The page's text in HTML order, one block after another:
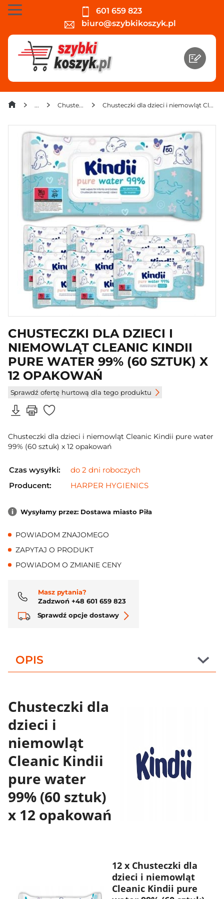
601 659 823
biuro@szybkikoszyk.pl
Chusteczki dla niemowląt Chusteczki dla dzieci i niemowląt Cleanic Kindii pure water 99% (60 sztuk) x 12 opakowań
CHUSTECZKI DLA DZIECI I
NIEMOWLĄT CLEANIC KINDII
PURE WATER 99% (60 SZTUK) X
12 OPAKOWAŃ
Sprawdź ofertę hurtową dla tego produktu
Chusteczki dla dzieci i niemowląt Cleanic Kindii pure water
99% (60 sztuk) x 12 opakowań
Czas wysyłki:
do 2 dni roboczych
Producent:
HARPER HYGIENICS
Wysyłamy przez: Dostawa miasto Piła
POWIADOM ZNAJOMEGO
ZAPYTAJ O PRODUKT
POWIADOM O ZMIANIE CENY
Masz pytania?
Zadzwoń +48 601 659 823
Sprawdź opcje dostawy
OPIS
Chusteczki dla
dzieci i
niemowląt
Cleanic Kindii
pure water
99% (60 sztuk)
x 12 opakowań
12 x Chusteczki dla
dzieci i niemowląt
Cleanic Kindii pure